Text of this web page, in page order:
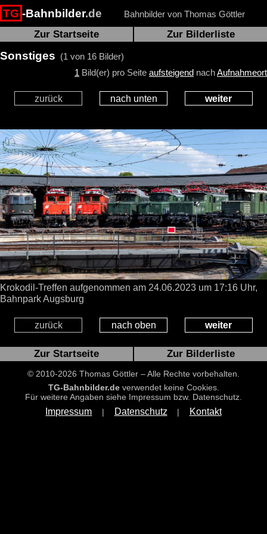
TG -Bahnbilder.de Bahnbilder von Thomas Göttler
Zur Startseite Zur Bilderliste
Sonstiges (1 von 16 Bilder)
1 Bild(er) pro Seite aufsteigend nachAufnahmeort
zurück nach unten weiter
Krokodil-Treffen aufgenommen am 24.06.2023 um 17:16 Uhr,
Bahnpark Augsburg
zurück nach oben weiter
Zur Startseite Zur Bilderliste
© 2010-2026 Thomas Göttler – Alle Rechte vorbehalten.
TG-Bahnbilder.deverwendet keine Cookies.
Für weitere Angaben siehe Impressum bzw. Datenschutz.
Impressum | Datenschutz | Kontakt